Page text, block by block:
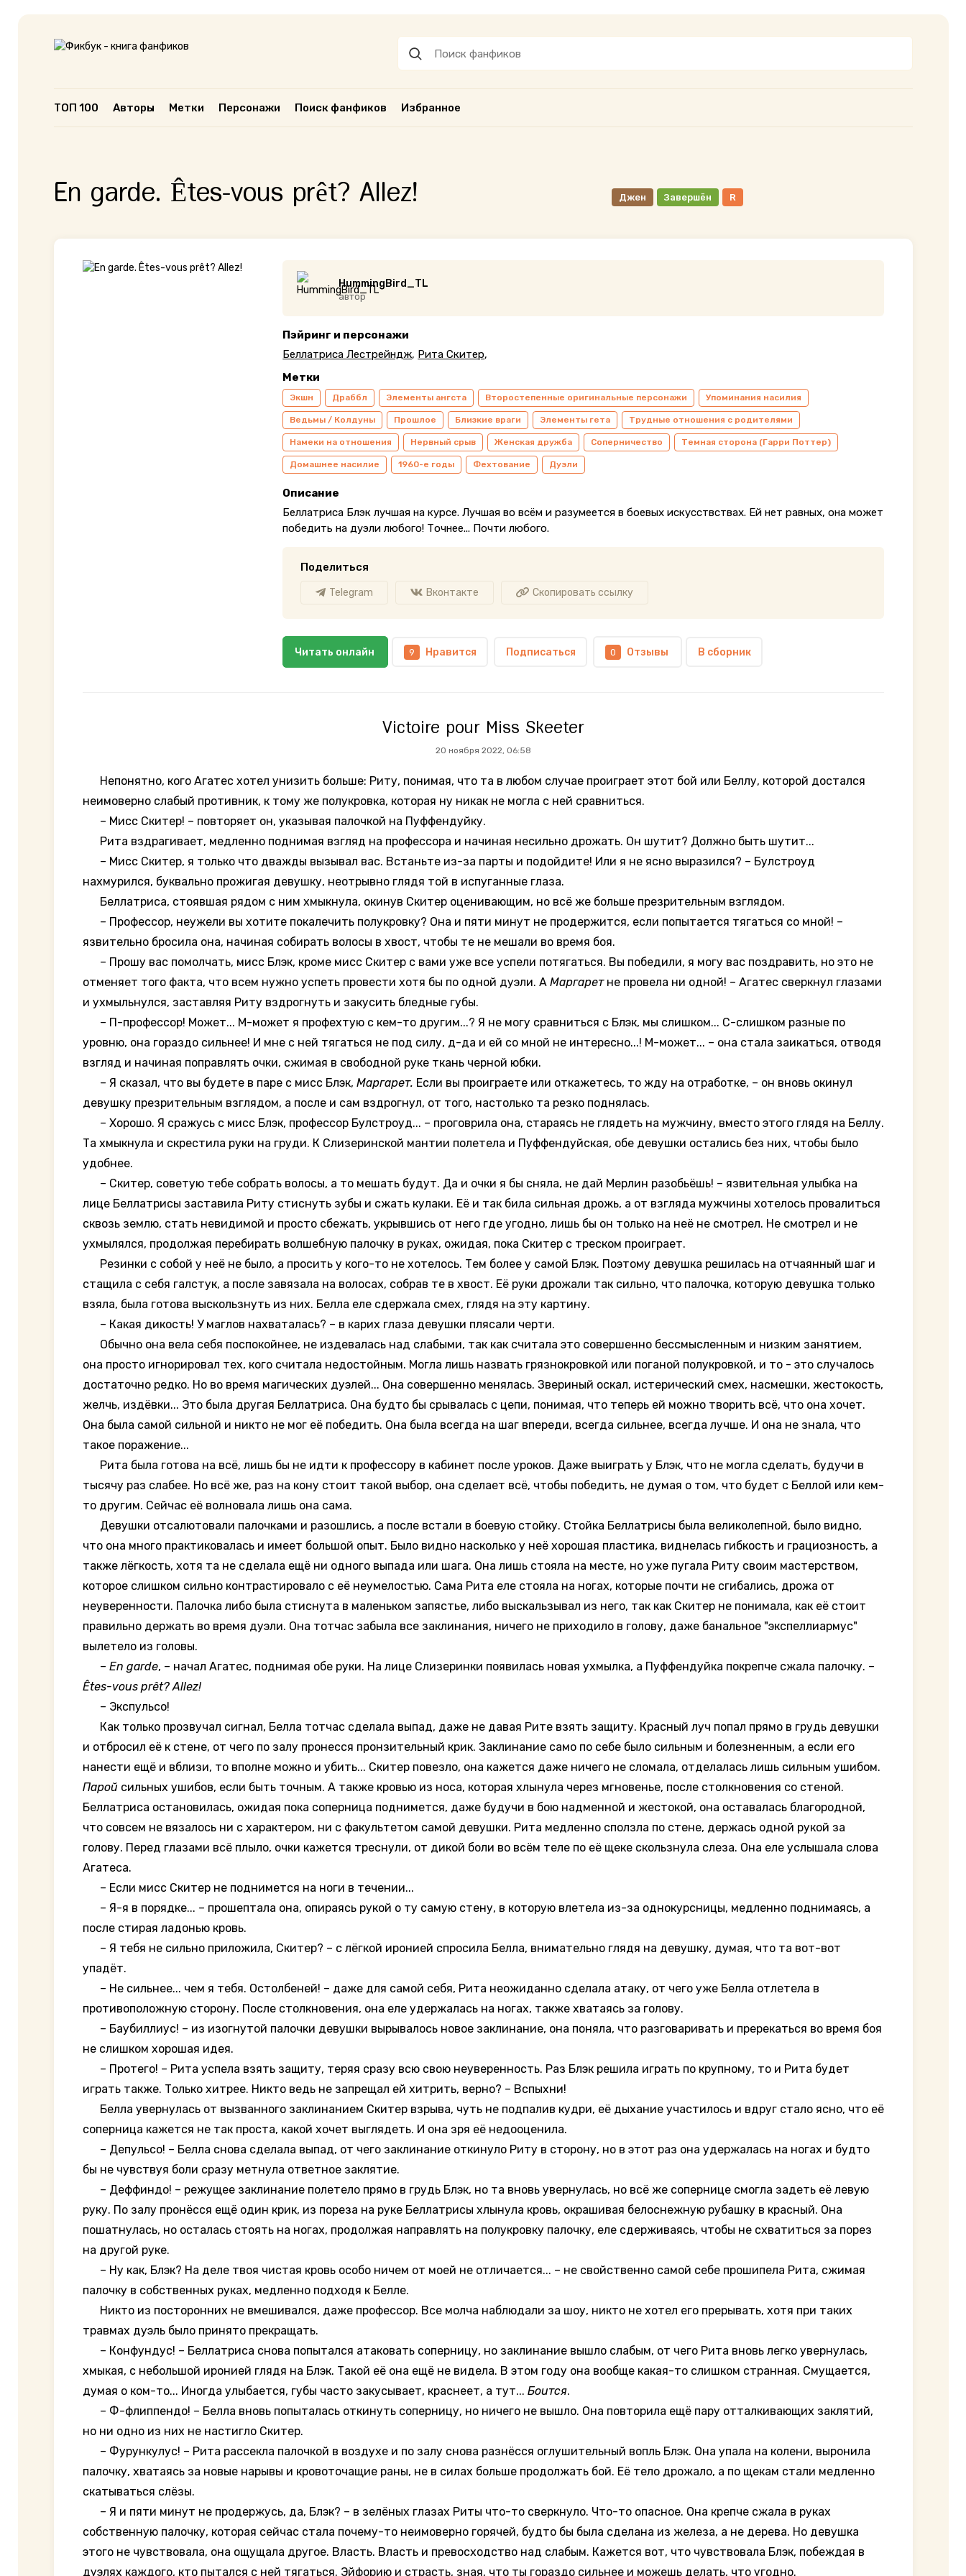
ТОП 100 Авторы Метки Персонажи Поиск фанфиков Избранное
En garde. Êtes-vous prêt? Allez! Джен Завершён R
HummingBird_TL
автор
Пэйринг и персонажи
Беллатриса Лестрейндж, Рита Скитер,
Метки
Экшн Драббл Элементы ангста Второстепенные оригинальные персонажи Упоминания насилия
Ведьмы / Колдуны Прошлое Близкие враги Элементы гета Трудные отношения с родителями
Намеки на отношения Нервный срыв Женская дружба Соперничество Темная сторона (Гарри Поттер)
Домашнее насилие 1960-е годы Фехтование Дуэли
Описание
Беллатриса Блэк лучшая на курсе. Лучшая во всём и разумеется в боевых искусствствах. Ей нет равных, она может
победить на дуэли любого! Точнее... Почти любого.
Поделиться
Telegram Вконтакте Скопировать ссылку
Читать онлайн 9 Нравится Подписаться 0 Отзывы В сборник
Victoire pour Miss Skeeter
20 ноября 2022, 06:58
Непонятно, кого Агатес хотел унизить больше: Риту, понимая, что та в любом случае проиграет этот бой или Беллу, которой достался
неимоверно слабый противник, к тому же полукровка, которая ну никак не могла с ней сравниться.
– Мисс Скитер! – повторяет он, указывая палочкой на Пуффендуйку.
Рита вздрагивает, медленно поднимая взгляд на профессора и начиная несильно дрожать. Он шутит? Должно быть шутит...
– Мисс Скитер, я только что дважды вызывал вас. Встаньте из-за парты и подойдите! Или я не ясно выразился? – Булстроуд
нахмурился, буквально прожигая девушку, неотрывно глядя той в испуганные глаза.
Беллатриса, стоявшая рядом с ним хмыкнула, окинув Скитер оценивающим, но всё же больше презрительным взглядом.
– Профессор, неужели вы хотите покалечить полукровку? Она и пяти минут не продержится, если попытается тягаться со мной! –
язвительно бросила она, начиная собирать волосы в хвост, чтобы те не мешали во время боя.
– Прошу вас помолчать, мисс Блэк, кроме мисс Скитер с вами уже все успели потягаться. Вы победили, я могу вас поздравить, но это не
отменяет того факта, что всем нужно успеть провести хотя бы по одной дуэли. А Маргарет не провела ни одной! – Агатес сверкнул глазами
и ухмыльнулся, заставляя Риту вздрогнуть и закусить бледные губы.
– П-профессор! Может... М-может я профехтую с кем-то другим...? Я не могу сравниться с Блэк, мы слишком... С-слишком разные по
уровню, она гораздо сильнее! И мне с ней тягаться не под силу, д-да и ей со мной не интересно...! М-может... – она стала заикаться, отводя
взгляд и начиная поправлять очки, сжимая в свободной руке ткань черной юбки.
– Я сказал, что вы будете в паре с мисс Блэк, Маргарет. Если вы проиграете или откажетесь, то жду на отработке, – он вновь окинул
девушку презрительным взглядом, а после и сам вздрогнул, от того, настолько та резко поднялась.
– Хорошо. Я сражусь с мисс Блэк, профессор Булстроуд... – проговрила она, стараясь не глядеть на мужчину, вместо этого глядя на Беллу.
Та хмыкнула и скрестила руки на груди. К Слизеринской мантии полетела и Пуффендуйская, обе девушки остались без них, чтобы было
удобнее.
– Скитер, советую тебе собрать волосы, а то мешать будут. Да и очки я бы сняла, не дай Мерлин разобьёшь! – язвительная улыбка на
лице Беллатрисы заставила Риту стиснуть зубы и сжать кулаки. Её и так била сильная дрожь, а от взгляда мужчины хотелось провалиться
сквозь землю, стать невидимой и просто сбежать, укрывшись от него где угодно, лишь бы он только на неё не смотрел. Не смотрел и не
ухмылялся, продолжая перебирать волшебную палочку в руках, ожидая, пока Скитер с треском проиграет.
Резинки с собой у неё не было, а просить у кого-то не хотелось. Тем более у самой Блэк. Поэтому девушка решилась на отчаянный шаг и
стащила с себя галстук, а после завязала на волосах, собрав те в хвост. Её руки дрожали так сильно, что палочка, которую девушка только
взяла, была готова выскользнуть из них. Белла еле сдержала смех, глядя на эту картину.
– Какая дикость! У маглов нахваталась? – в карих глаза девушки плясали черти.
Обычно она вела себя поспокойнее, не издевалась над слабыми, так как считала это совершенно бессмысленным и низким занятием,
она просто игнорировал тех, кого считала недостойным. Могла лишь назвать грязнокровкой или поганой полукровкой, и то - это случалось
достаточно редко. Но во время магических дуэлей... Она совершенно менялась. Звериный оскал, истерический смех, насмешки, жестокость,
желчь, издёвки... Это была другая Беллатриса. Она будто бы срывалась с цепи, понимая, что теперь ей можно творить всё, что она хочет.
Она была самой сильной и никто не мог её победить. Она была всегда на шаг впереди, всегда сильнее, всегда лучше. И она не знала, что
такое поражение...
Рита была готова на всё, лишь бы не идти к профессору в кабинет после уроков. Даже выиграть у Блэк, что не могла сделать, будучи в
тысячу раз слабее. Но всё же, раз на кону стоит такой выбор, она сделает всё, чтобы победить, не думая о том, что будет с Беллой или кем-
то другим. Сейчас её волновала лишь она сама.
Девушки отсалютовали палочками и разошлись, а после встали в боевую стойку. Стойка Беллатрисы была великолепной, было видно,
что она много практиковалась и имеет большой опыт. Было видно насколько у неё хорошая пластика, виднелась гибкость и грациозность, а
также лёгкость, хотя та не сделала ещё ни одного выпада или шага. Она лишь стояла на месте, но уже пугала Риту своим мастерством,
которое слишком сильно контрастировало с её неумелостью. Сама Рита еле стояла на ногах, которые почти не сгибались, дрожа от
неуверенности. Палочка либо была стиснута в маленьком запястье, либо выскальзывал из него, так как Скитер не понимала, как её стоит
правильно держать во время дуэли. Она тотчас забыла все заклинания, ничего не приходило в голову, даже банальное "экспеллиармус"
вылетело из головы.
– En garde, – начал Агатес, поднимая обе руки. На лице Слизеринки появилась новая ухмылка, а Пуффендуйка покрепче сжала палочку. –
Êtes-vous prêt? Allez!
– Экспульсо!
Как только прозвучал сигнал, Белла тотчас сделала выпад, даже не давая Рите взять защиту. Красный луч попал прямо в грудь девушки
и отбросил её к стене, от чего по залу пронесся пронзительный крик. Заклинание само по себе было сильным и болезненным, а если его
нанести ещё и вблизи, то вполне можно и убить... Скитер повезло, она кажется даже ничего не сломала, отделалась лишь сильным ушибом.
Парой сильных ушибов, если быть точным. А также кровью из носа, которая хлынула через мгновенье, после столкновения со стеной.
Беллатриса остановилась, ожидая пока соперница поднимется, даже будучи в бою надменной и жестокой, она оставалась благородной,
что совсем не вязалось ни с характером, ни с факультетом самой девушки. Рита медленно сползла по стене, держась одной рукой за
голову. Перед глазами всё плыло, очки кажется треснули, от дикой боли во всём теле по её щеке скользнула слеза. Она еле услышала слова
Агатеса.
– Если мисс Скитер не поднимется на ноги в течении...
– Я-я в порядке... – прошептала она, опираясь рукой о ту самую стену, в которую влетела из-за однокурсницы, медленно поднимаясь, а
после стирая ладонью кровь.
– Я тебя не сильно приложила, Скитер? – с лёгкой иронией спросила Белла, внимательно глядя на девушку, думая, что та вот-вот
упадёт.
– Не сильнее... чем я тебя. Остолбеней! – даже для самой себя, Рита неожиданно сделала атаку, от чего уже Белла отлетела в
противоположную сторону. После столкновения, она еле удержалась на ногах, также хватаясь за голову.
– Баубиллиус! – из изогнутой палочки девушки вырывалось новое заклинание, она поняла, что разговаривать и пререкаться во время боя
не слишком хорошая идея.
– Протего! – Рита успела взять защиту, теряя сразу всю свою неуверенность. Раз Блэк решила играть по крупному, то и Рита будет
играть также. Только хитрее. Никто ведь не запрещал ей хитрить, верно? – Вспыхни!
Белла увернулась от вызванного заклинанием Скитер взрыва, чуть не подпалив кудри, её дыхание участилось и вдруг стало ясно, что её
соперница кажется не так проста, какой хочет выглядеть. И она зря её недооценила.
– Депульсо! – Белла снова сделала выпад, от чего заклинание откинуло Риту в сторону, но в этот раз она удержалась на ногах и будто
бы не чувствуя боли сразу метнула ответное заклятие.
– Деффиндо! – режущее заклинание полетело прямо в грудь Блэк, но та вновь увернулась, но всё же сопернице смогла задеть её левую
руку. По залу пронёсся ещё один крик, из пореза на руке Беллатрисы хлынула кровь, окрашивая белоснежную рубашку в красный. Она
пошатнулась, но осталась стоять на ногах, продолжая направлять на полукровку палочку, еле сдерживаясь, чтобы не схватиться за порез
на другой руке.
– Ну как, Блэк? На деле твоя чистая кровь особо ничем от моей не отличается... – не свойственно самой себе прошипела Рита, сжимая
палочку в собственных руках, медленно подходя к Белле.
Никто из посторонних не вмешивался, даже профессор. Все молча наблюдали за шоу, никто не хотел его прерывать, хотя при таких
травмах дуэль было принято прекращать.
– Конфундус! – Беллатриса снова попытался атаковать соперницу, но заклинание вышло слабым, от чего Рита вновь легко увернулась,
хмыкая, с небольшой иронией глядя на Блэк. Такой её она ещё не видела. В этом году она вообще какая-то слишком странная. Смущается,
думая о ком-то... Иногда улыбается, губы часто закусывает, краснеет, а тут... Боится.
– Ф-флиппендо! – Белла вновь попыталась откинуть соперницу, но ничего не вышло. Она повторила ещё пару отталкивающих заклятий,
но ни одно из них не настигло Скитер.
– Фурункулус! – Рита рассекла палочкой в воздухе и по залу снова разнёсся оглушительный вопль Блэк. Она упала на колени, выронила
палочку, хватаясь за новые нарывы и кровоточащие раны, не в силах больше продолжать бой. Её тело дрожало, а по щекам стали медленно
скатываться слёзы.
– Я и пяти минут не продержусь, да, Блэк? – в зелёных глазах Риты что-то сверкнуло. Что-то опасное. Она крепче сжала в руках
собственную палочку, которая сейчас стала почему-то неимоверно горячей, будто бы была сделана из железа, а не дерева. Но девушка
этого не чувствовала, она ощущала другое. Власть. Власть и превосходство над слабым. Кажется вот, что чувствовала Блэк, побеждая в
дуэлях каждого, кто пытался с ней тягаться. Эйфорию и страсть, зная, что ты гораздо сильнее и можешь делать, что угодно.